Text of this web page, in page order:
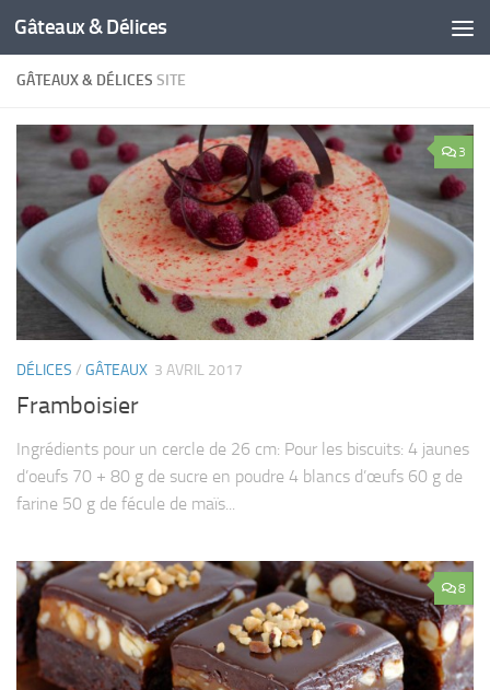
Gâteaux & Délices
GÂTEAUX & DÉLICES SITE
3
DÉLICES / GÂTEAUX 3 AVRIL 2017
Framboisier
Ingrédients pour un cercle de 26 cm: Pour les biscuits: 4 jaunes
d’oeufs 70 + 80 g de sucre en poudre 4 blancs d’œufs 60 g de
farine 50 g de fécule de maïs...
8